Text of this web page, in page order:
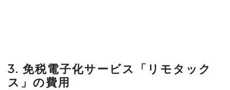
3. 免税電子化サービス「リモタック
ス」の費用